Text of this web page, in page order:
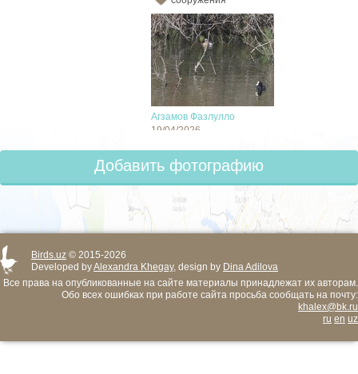
Агзамов Фазлулло
19/04/2026
Добавить фотографию
Birds.uz © 2015-2026
Developed byAlexandra Khegay, design by Dina Adilova
Все права на опубликованные на сайте материалы принадлежат их авторам.
Обо всех ошибках при работе сайта просьба сообщать на почту:
khalex@bk.ru
ru en uz